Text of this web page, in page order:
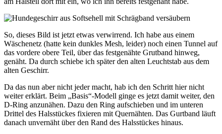
So, dieses Bild ist jetzt etwas verwirrend. Ich habe aus einem
Wäschenetz (hatte kein dunkles Mesh, leider) noch einen Tunnel auf
das vordere obere Teil, über das festgenähte Grutband hinweg,
genäht. Da durch schiebe ich später den alten Leuchtstab aus dem
alten Geschirr.
Da das nun aber nicht jeder macht, hab ich den Schritt hier nicht
weiter erklärt. Beim „Basis“-Modell ginge es jetzt damit weiter, den
D-Ring anzunähen. Dazu den Ring aufschieben und im unteren
Drittel des Halsstückes fixieren mit Quernähten. Das Gurtband läuft
danach unvernäht über den Rand des Halsstückes hinaus.